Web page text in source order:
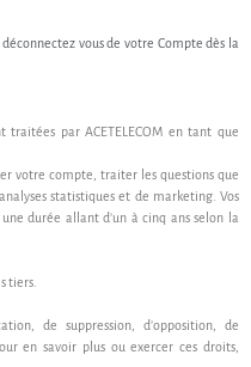
vous de votre Compte dès la
traitées par ACETELECOM en tant que
votre compte, traiter les questions que
statistiques et de marketing. Vos
durée allant d’un à cinq ans selon la
tiers.
de suppression, d’opposition, de
en savoir plus ou exercer ces droits,